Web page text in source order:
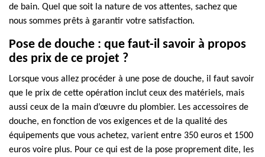
de bain. Quel que soit la nature de vos attentes, sachez que
nous sommes prêts à garantir votre satisfaction.
Pose de douche : que faut-il savoir à propos
des prix de ce projet ?
Lorsque vous allez procéder à une pose de douche, il faut savoir
que le prix de cette opération inclut ceux des matériels, mais
aussi ceux de la main d’œuvre du plombier. Les accessoires de
douche, en fonction de vos exigences et de la qualité des
équipements que vous achetez, varient entre 350 euros et 1500
euros voire plus. Pour ce qui est de la pose proprement dite, les